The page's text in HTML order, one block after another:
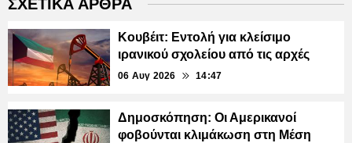
ΣΧΕΤΙΚΑ ΑΡΘΡΑ
Κουβέιτ: Εντολή για κλείσιμο
ιρανικού σχολείου από τις αρχές
06 Αυγ 2026 14:47
Δημοσκόπηση: Οι Αμερικανοί
φοβούνται κλιμάκωση στη Μέση